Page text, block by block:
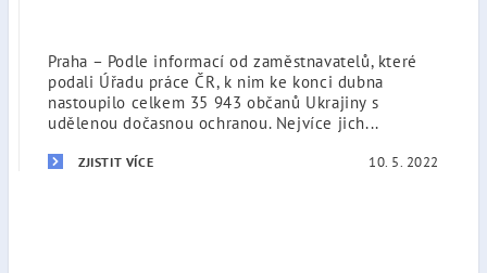
Praha – Podle informací od zaměstnavatelů, které
podali Úřadu práce ČR, k nim ke konci dubna
nastoupilo celkem 35 943 občanů Ukrajiny s
udělenou dočasnou ochranou. Nejvíce jich...
ZJISTIT VÍCE 10. 5. 2022